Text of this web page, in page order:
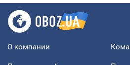
О компании